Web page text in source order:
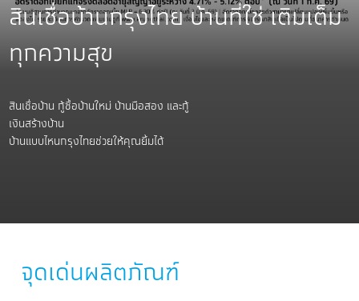
สินเชื่อบ้านกรุงไทย บ้านที่ใช่ เติมเต็ม
ทุกความสุข
สินเชื่อบ้าน กู้ซื้อบ้านใหม่ บ้านมือสอง และกู้
เงินสร้างบ้าน
บ้านแบบไหนกรุงไทยช่วยให้คุณยิ้มได้
จุดเด่นผลิตภัณฑ์